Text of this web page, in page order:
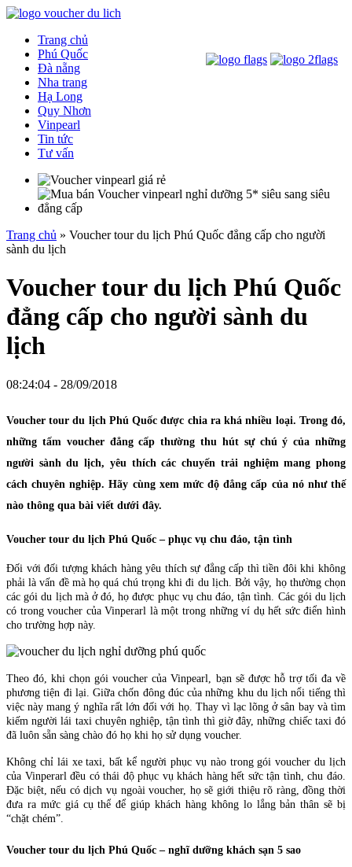
Trang chủ
Phú Quốc
Đà nẵng
Nha trang
Hạ Long
Quy Nhơn
Vinpearl
Tin tức
Tư vấn
Trang chủ » Voucher tour du lịch Phú Quốc đẳng cấp cho người
sành du lịch
Voucher tour du lịch Phú Quốc
đẳng cấp cho người sành du
lịch
08:24:04 - 28/09/2018
Voucher tour du lịch Phú Quốc được chia ra khá nhiều loại. Trong đó,
những tấm voucher đẳng cấp thường thu hút sự chú ý của những
người sành du lịch, yêu thích các chuyến trải nghiệm mang phong
cách chuyên nghiệp. Hãy cùng xem mức độ đẳng cấp của nó như thế
nào thông qua bài viết dưới đây.
Voucher tour du lịch Phú Quốc – phục vụ chu đáo, tận tình
Đối với đối tượng khách hàng yêu thích sự đẳng cấp thì tiền đôi khi không
phải là vấn đề mà họ quá chú trọng khi đi du lịch. Bởi vậy, họ thường chọn
các gói du lịch mà ở đó, họ được phục vụ chu đáo, tận tình. Các gói du lịch
có trong voucher của Vinperarl là một trong những ví dụ hết sức điển hình
cho trường hợp này.
Theo đó, khi chọn gói voucher của Vinpearl, bạn sẽ được hỗ trợ tối đa về
phương tiện đi lại. Giữa chốn đông đúc của những khu du lịch nổi tiếng thì
việc này mang ý nghĩa rất lớn đối với họ. Thay vì lạc lõng ở sân bay và tìm
kiếm người lái taxi chuyên nghiệp, tận tình thì giờ đây, những chiếc taxi đó
đã luôn sẵn sàng chào đó họ khi họ sử dụng voucher.
Không chỉ lái xe taxi, bất kể người phục vụ nào trong gói voucher du lịch
của Vinperarl đều có thái độ phục vụ khách hàng hết sức tận tình, chu đáo.
Đặc biệt, nếu có dịch vụ ngoài voucher, họ sẽ giới thiệu rõ ràng, đồng thời
đưa ra mức giá cụ thể để giúp khách hàng không lo lắng bản thân sẽ bị
“chặt chém”.
Voucher tour du lịch Phú Quốc – nghĩ dưỡng khách sạn 5 sao